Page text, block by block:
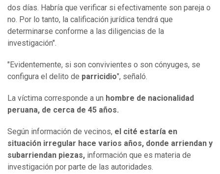
dos días. Habría que verificar si efectivamente son pareja o
no. Por lo tanto, la calificación jurídica tendrá que
determinarse conforme a las diligencias de la
investigación".
"Evidentemente, si son convivientes o son cónyuges, se
configura el delito de parricidio", señaló.
La víctima corresponde a un hombre de nacionalidad
peruana, de cerca de 45 años.
Según información de vecinos, el cité estaría en
situación irregular hace varios años, donde arriendan y
subarriendan piezas, información que es materia de
investigación por parte de las autoridades.